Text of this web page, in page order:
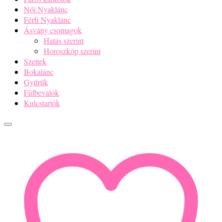
Női Nyaklánc
Férfi Nyaklánc
Ásvány csomagok
Hatás szerint
Horoszkóp szerint
Szettek
Bokalánc
Gyűrűk
Fülbevalók
Kulcstartók